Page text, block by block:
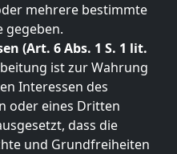
mehrere bestimmte
gegeben.
(Art. 6 Abs. 1 S. 1 lit.
ist zur Wahrung
Interessen des
oder eines Dritten
dass die
und Grundfreiheiten